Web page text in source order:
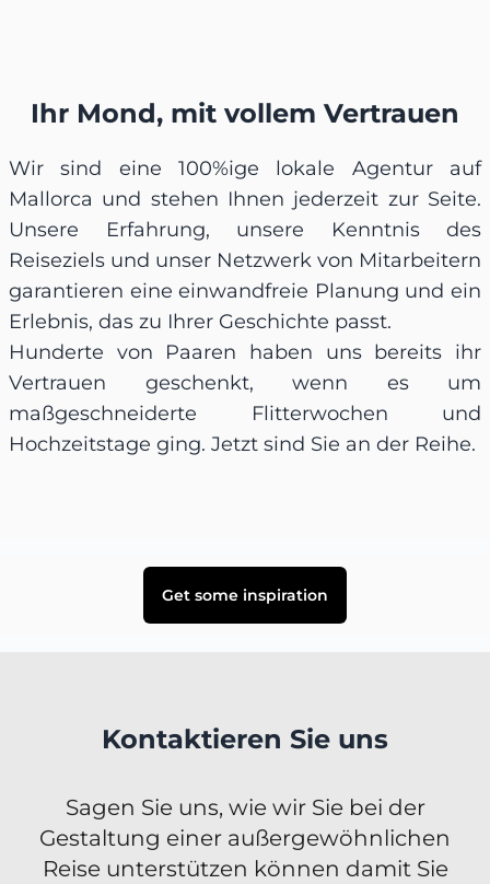
Ihr Mond, mit vollem Vertrauen
Wir sind eine 100%ige lokale Agentur auf
Mallorca und stehen Ihnen jederzeit zur Seite.
Unsere Erfahrung, unsere Kenntnis des
Reiseziels und unser Netzwerk von Mitarbeitern
garantieren eine einwandfreie Planung und ein
Erlebnis, das zu Ihrer Geschichte passt.
Hunderte von Paaren haben uns bereits ihr
Vertrauen geschenkt, wenn es um
maßgeschneiderte Flitterwochen und
Hochzeitstage ging. Jetzt sind Sie an der Reihe.
Get some inspiration
Kontaktieren Sie uns
Sagen Sie uns, wie wir Sie bei der
Gestaltung einer außergewöhnlichen
Reise unterstützen können damit Sie